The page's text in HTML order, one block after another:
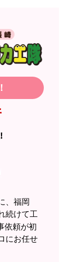
実してい
つです。
、福岡
続けて工
依頼が初
にお任せ